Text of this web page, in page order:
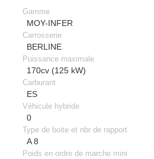
Gamme
MOY-INFER
Carrosserie
BERLINE
Puissance maximale
170cv (125 kW)
Carburant
ES
Véhicule hybride
0
Type de boite et nbr de rapport
A 8
Poids en ordre de marche mini